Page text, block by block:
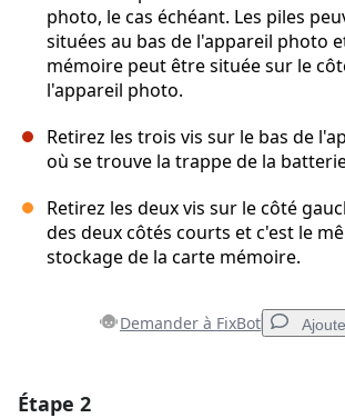
photo, le cas échéant. Les piles
situées au bas de l'appareil photo
mémoire peut être située sur le
l'appareil photo.
Retirez les trois vis sur le bas de
où se trouve la trappe de la
Retirez les deux vis sur le côté
des deux côtés courts et c'est le
stockage de la carte mémoire.
Demander à FixBot
Étape 2